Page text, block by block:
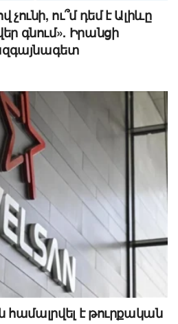
ու՞մ դեմ է Ալիևը
գնում». Իրանցի
համալրվել է թուրքական